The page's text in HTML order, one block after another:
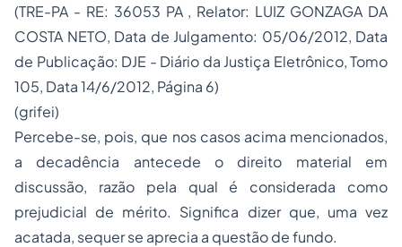
(TRE-PA - RE: 36053 PA , Relator: LUIZ GONZAGA DA
COSTA NETO, Data de Julgamento: 05/06/2012, Data
de Publicação: DJE - Diário da Justiça Eletrônico, Tomo
105, Data 14/6/2012, Página 6)
(grifei)
Percebe-se, pois, que nos casos acima mencionados,
a decadência antecede o direito material em
discussão, razão pela qual é considerada como
prejudicial de mérito. Significa dizer que, uma vez
acatada, sequer se aprecia a questão de fundo.